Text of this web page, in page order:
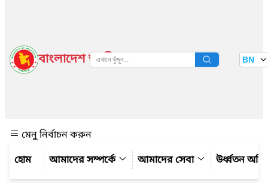
বাংলাদেশ জাতীয় তথ্য বাতায়ন BN
মেনু নির্বাচন করুন
আমাদের সম্পর্কে
আমাদের সেবা উর্ধ্বতন